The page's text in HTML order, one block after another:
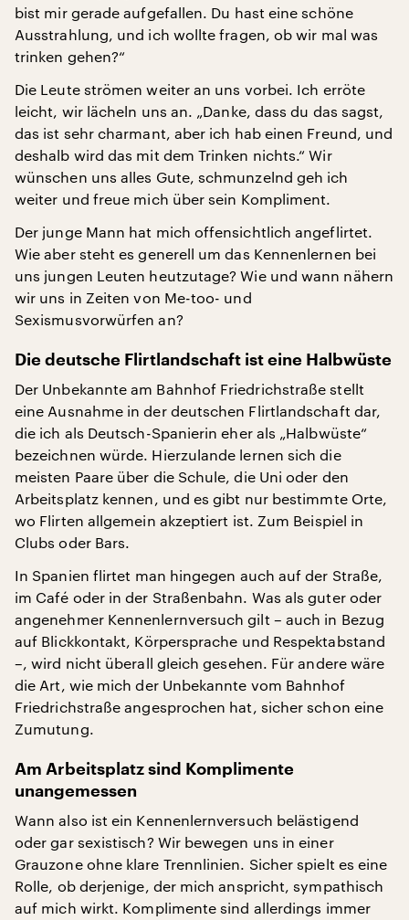
bist mir gerade aufgefallen. Du hast eine schöne
Ausstrahlung, und ich wollte fragen, ob wir mal was
trinken gehen?“
Die Leute strömen weiter an uns vorbei. Ich erröte
leicht, wir lächeln uns an. „Danke, dass du das sagst,
das ist sehr charmant, aber ich hab einen Freund, und
deshalb wird das mit dem Trinken nichts.“ Wir
wünschen uns alles Gute, schmunzelnd geh ich
weiter und freue mich über sein Kompliment.
Der junge Mann hat mich offensichtlich angeflirtet.
Wie aber steht es generell um das Kennenlernen bei
uns jungen Leuten heutzutage? Wie und wann nähern
wir uns in Zeiten von Me-too- und
Sexismusvorwürfen an?
Die deutsche Flirtlandschaft ist eine Halbwüste
Der Unbekannte am Bahnhof Friedrichstraße stellt
eine Ausnahme in der deutschen Flirtlandschaft dar,
die ich als Deutsch-Spanierin eher als „Halbwüste“
bezeichnen würde. Hierzulande lernen sich die
meisten Paare über die Schule, die Uni oder den
Arbeitsplatz kennen, und es gibt nur bestimmte Orte,
wo Flirten allgemein akzeptiert ist. Zum Beispiel in
Clubs oder Bars.
In Spanien flirtet man hingegen auch auf der Straße,
im Café oder in der Straßenbahn. Was als guter oder
angenehmer Kennenlernversuch gilt – auch in Bezug
auf Blickkontakt, Körpersprache und Respektabstand
–, wird nicht überall gleich gesehen. Für andere wäre
die Art, wie mich der Unbekannte vom Bahnhof
Friedrichstraße angesprochen hat, sicher schon eine
Zumutung.
Am Arbeitsplatz sind Komplimente
unangemessen
Wann also ist ein Kennenlernversuch belästigend
oder gar sexistisch? Wir bewegen uns in einer
Grauzone ohne klare Trennlinien. Sicher spielt es eine
Rolle, ob derjenige, der mich anspricht, sympathisch
auf mich wirkt. Komplimente sind allerdings immer